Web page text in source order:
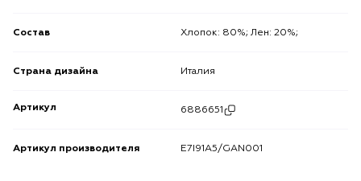
Состав Хлопок: 80%; Лен: 20%;
Страна дизайна Италия
Артикул 6886651
Артикул производителя E7I91A5/GAN001